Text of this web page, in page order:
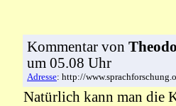
Kommentar von
um 05.08 Uhr
Adresse: http://
Natürlich kann man die